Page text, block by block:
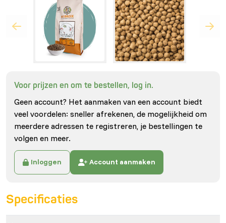
Voor prijzen en om te bestellen, log in.
Geen account? Het aanmaken van een account biedt
veel voordelen: sneller afrekenen, de mogelijkheid om
meerdere adressen te registreren, je bestellingen te
volgen en meer.
Inloggen Account aanmaken
Specificaties